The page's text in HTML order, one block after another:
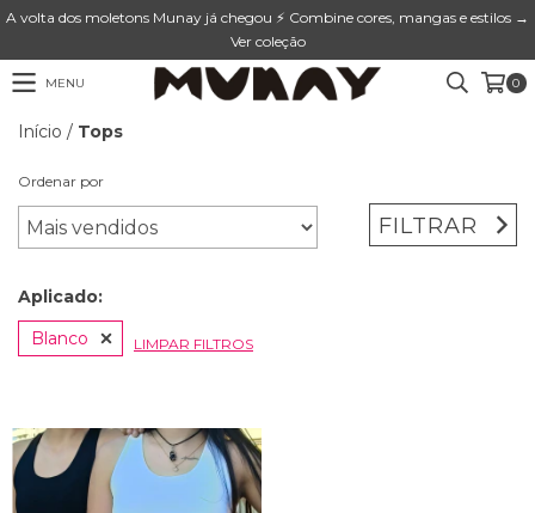
A volta dos moletons Munay já chegou ⚡ Combine cores, mangas e estilos →
Ver coleção
MENU 0
Início / Tops
Ordenar por
FILTRAR
Aplicado:
Blanco
LIMPAR FILTROS